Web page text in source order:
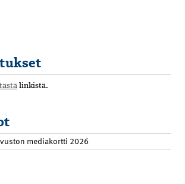
tästä linkistä.
mediakortti 2026